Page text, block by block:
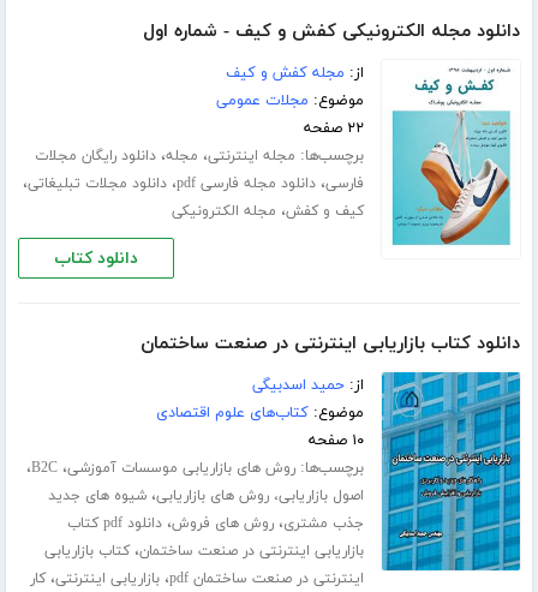
دانلود مجله الکترونیکی کفش و کیف - شماره اول
از: مجله کفش و کیف
موضوع: مجلات عمومی
۲۲ صفحه
برچسب‌ها: مجله اینترنتی، مجله،دانلود رایگان مجلات
فارسی،دانلود مجله فارسی pdf ،دانلود مجلات تبلیغاتی،
کیف و کفش، مجله الکترونیکی
دانلود کتاب
دانلود کتاب بازاریابی اینترنتی در صنعت ساختمان
از:حمید اسدبیگی
موضوع:کتاب‌های علوم اقتصادی
۱۰ صفحه
برچسب‌ها:روش های بازاریابی موسسات آموزشی،B2C،
اصول بازاریابی، روش های بازاریابی،شیوه های جدید
جذب مشتری،روش های فروش،
دانلود pdf کتاب
بازاریابی اینترنتی در صنعت ساختمان،کتاب بازاریابی
اینترنتی در صنعت ساختمان pdf
،بازاریابی اینترنتی،کار